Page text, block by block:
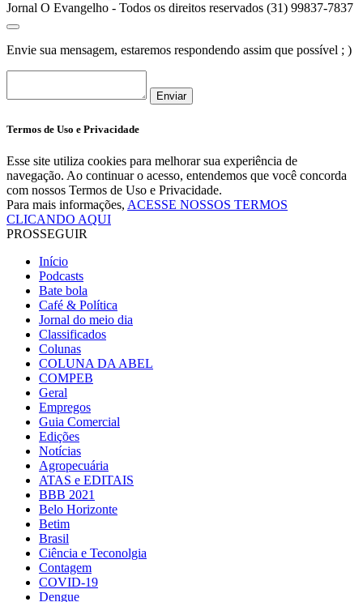
Jornal O Evangelho - Todos os direitos reservados (31) 99837-7837
Envie sua mensagem, estaremos respondendo assim que possível ; )
Enviar
Termos de Uso e Privacidade
Esse site utiliza cookies para melhorar sua experiência de
navegação. Ao continuar o acesso, entendemos que você concorda
com nossos Termos de Uso e Privacidade.
Para mais informações, ACESSE NOSSOS TERMOS
CLICANDO AQUI
PROSSEGUIR
Início
Podcasts
Bate bola
Café & Política
Jornal do meio dia
Classificados
Colunas
COLUNA DA ABEL
COMPEB
Geral
Empregos
Guia Comercial
Edições
Notícias
Agropecuária
ATAS e EDITAIS
BBB 2021
Belo Horizonte
Betim
Brasil
Ciência e Teconolgia
Contagem
COVID-19
Dengue